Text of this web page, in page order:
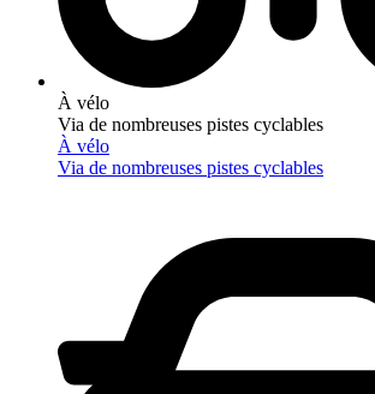
À vélo
Via de nombreuses pistes cyclables
À vélo
Via de nombreuses pistes cyclables